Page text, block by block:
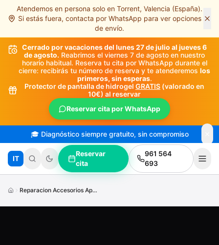
Saltar al contenido principal
Atendemos en persona solo en Torrent, Valencia (España).
Si estás fuera, contacta por WhatsApp para ver opciones
de envío.
Cerrado por vacaciones del lunes 27 de julio al jueves 6
de agosto. Reabrimos el viernes 7 de agosto en nuestro
horario habitual. Reserva tu cita por WhatsApp durante el
cierre: recibirás tu número de reserva y te atenderemos los
primeros, sin esperas.
Protector de pantalla de hidrogel GRATIS (valorado en
10€) al reservar
Reservar cita por WhatsApp
🎓 Diagnóstico siempre gratuito, sin compromiso
IT
Reservar
cita
961 564
693
Reparacion Accesorios Apple